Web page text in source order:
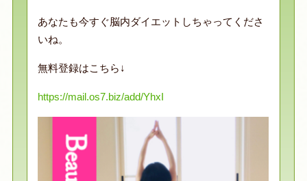
あなたも今すぐ脳内ダイエットしちゃってくださ
いね。
無料登録はこちら↓
https://mail.os7.biz/add/YhxI